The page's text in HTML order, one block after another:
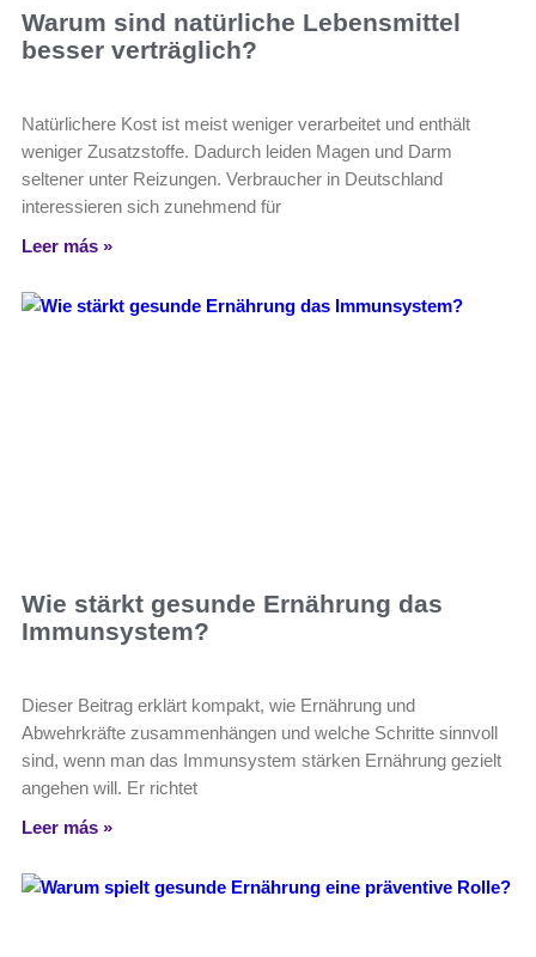
Warum sind natürliche Lebensmittel
besser verträglich?
Natürlichere Kost ist meist weniger verarbeitet und enthält
weniger Zusatzstoffe. Dadurch leiden Magen und Darm
seltener unter Reizungen. Verbraucher in Deutschland
interessieren sich zunehmend für
Leer más »
Wie stärkt gesunde Ernährung das
Immunsystem?
Dieser Beitrag erklärt kompakt, wie Ernährung und
Abwehrkräfte zusammenhängen und welche Schritte sinnvoll
sind, wenn man das Immunsystem stärken Ernährung gezielt
angehen will. Er richtet
Leer más »